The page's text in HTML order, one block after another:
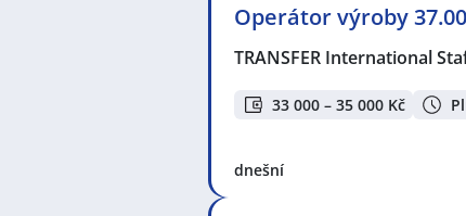
Operátor výroby
TRANSFER International
33 000 – 35 000 Kč
dnešní